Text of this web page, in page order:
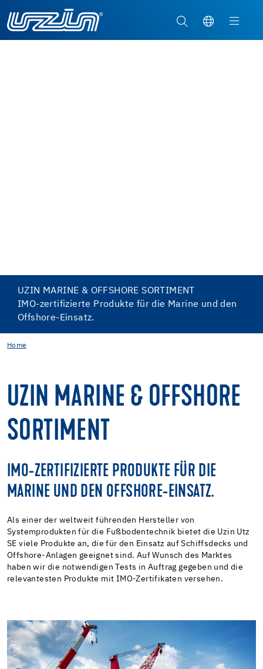
UZIN MARINE & OFFSHORE SORTIMENT
IMO-zertifizierte Produkte für die Marine und den
Offshore-Einsatz.
Home
UZIN MARINE & OFFSHORE
SORTIMENT
IMO-ZERTIFIZIERTE PRODUKTE FÜR DIE
MARINE UND DEN OFFSHORE-EINSATZ.
Als einer der weltweit führenden Hersteller von
Systemprodukten für die Fußbodentechnik bietet die Uzin Utz
SE viele Produkte an, die für den Einsatz auf Schiffsdecks und
Offshore-Anlagen geeignet sind. Auf Wunsch des Marktes
haben wir die notwendigen Tests in Auftrag gegeben und die
relevantesten Produkte mit IMO-Zertifikaten versehen.